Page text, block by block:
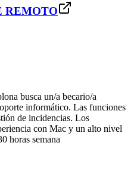
REMOTO
busca un/a becario/a
informático. Las funciones
de incidencias. Los
con Mac y un alto nivel
horas semana